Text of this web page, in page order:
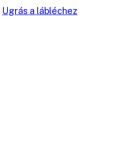
Ugrás a lábléchez